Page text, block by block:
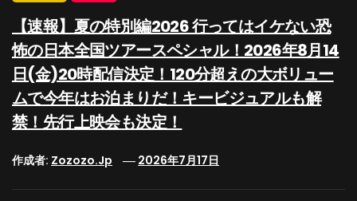
【速報】夏の特別編2026 行ってはイケない恐
怖の日本全国ツアースペシャル！2026年8月14
日(金)20時配信決定！120分超えの大ボリュー
ムで今年はお泊まりだ！キービジュアルも解
禁！先行上映会も決定！
作成者: Zozozo.jp 2026年7月17日